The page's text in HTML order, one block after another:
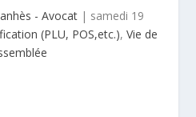
- Avocat | samedi 19
(PLU, POS,etc.), Vie de